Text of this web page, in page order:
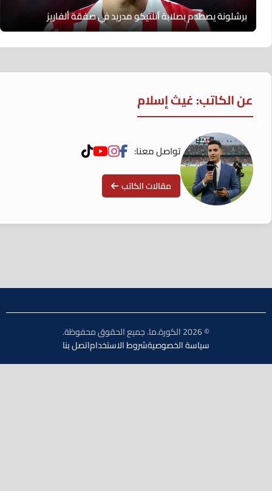
برشلونة يصطدم بصلابة أتلتيكو مدريد في صفقة ألفاريز
عن الكاتب: غيث إسلام
تواصل معنا:
مقالات الكاتب
سياسة الخصوصيةشروط الاستخداماتصل بنا